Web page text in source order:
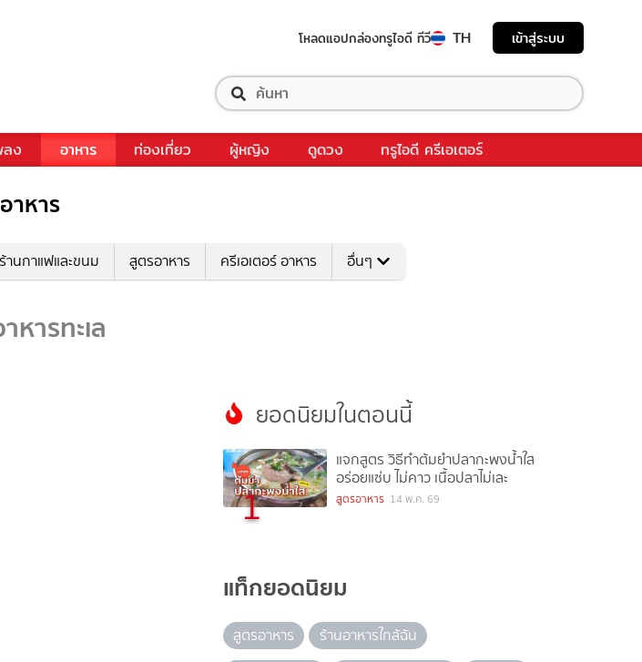
โหลดแอปกล่องทรูไอดี ทีวี TH เข้าสู่ระบบ
ลง อาหาร ท่องเที่ยว ผู้หญิง ดูดวง ทรูไอดี ครีเอเตอร์
อาหาร
ร้านกาแฟและขนม สูตรอาหาร ครีเอเตอร์ อาหาร อื่นๆ
หารทะเล
ยอดนิยมในตอนนี้
1
แจกสูตร วิธีทำต้มยำปลากะพงน้ำใส
อร่อยแซ่บ ไม่คาว เนื้อปลาไม่เละ
สูตรอาหาร 14 พ.ค. 69
แท็กยอดนิยม
สูตรอาหาร
ร้านอาหารใกล้ฉัน